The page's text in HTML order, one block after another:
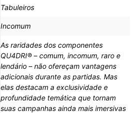
Tabuleiros
Incomum
As raridades dos componentes
QU4DRI® – comum, incomum, raro e
lendário – não ofereçam vantagens
adicionais durante as partidas. Mas
elas destacam a exclusividade e
profundidade temática que tornam
suas campanhas ainda mais imersivas